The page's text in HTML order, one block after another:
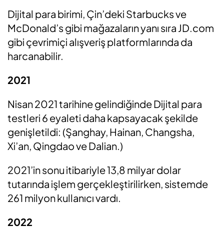
Dijital para birimi, Çin’deki Starbucks ve
McDonald’s gibi mağazaların yanı sıra JD.com
gibi çevrimiçi alışveriş platformlarında da
harcanabilir.
2021
Nisan 2021 tarihine gelindiğinde Dijital para
testleri 6 eyaleti daha kapsayacak şekilde
genişletildi: (Şanghay, Hainan, Changsha,
Xi’an, Qingdao ve Dalian.)
2021’in sonu itibariyle 13,8 milyar dolar
tutarında işlem gerçekleştirilirken, sistemde
261 milyon kullanıcı vardı.
2022